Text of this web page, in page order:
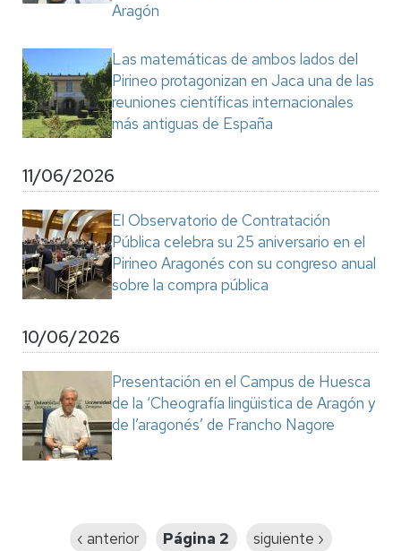
Aragón
Las matemáticas de ambos lados del
Pirineo protagonizan en Jaca una de las
reuniones científicas internacionales
más antiguas de España
11/06/2026
El Observatorio de Contratación
Pública celebra su 25 aniversario en el
Pirineo Aragonés con su congreso anual
sobre la compra pública
10/06/2026
Presentación en el Campus de Huesca
de la ‘Cheografía lingüistica de Aragón y
de l’aragonés’ de Francho Nagore
Página
‹ anterior Página 2
Siguiente
siguiente ›